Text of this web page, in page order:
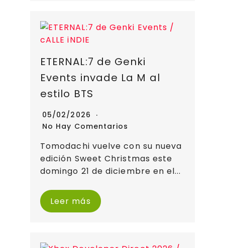
ETERNAL:7 de Genki
Events invade La M al
estilo BTS
05/02/2026
No Hay Comentarios
Tomodachi vuelve con su nueva
edición Sweet Christmas este
domingo 21 de diciembre en el...
Leer más